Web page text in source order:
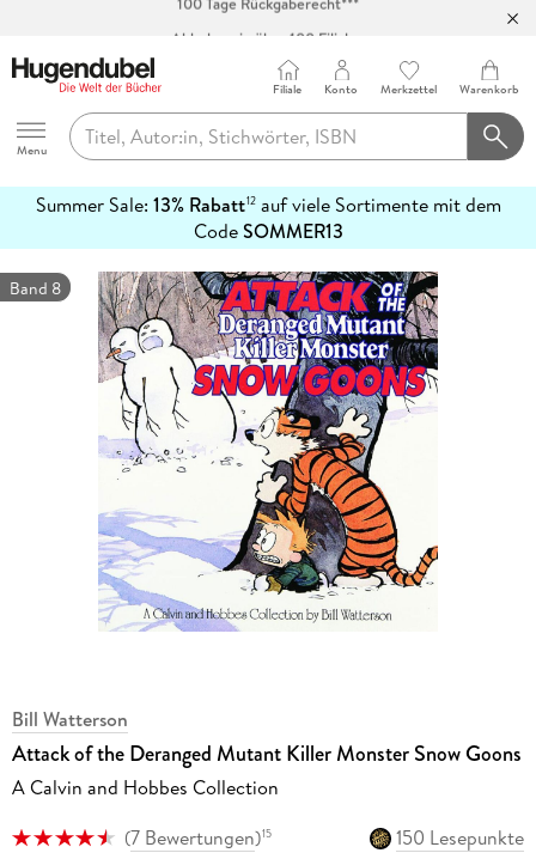
Abholung in über 100 Filialen
Hugendubel
Menu
Filiale Konto Merkzettel Warenkorb
Summer Sale: 13% Rabatt12auf viele Sortimente mit dem
CodeSOMMER13
erfahren
Band 8
Bill Watterson
Attack of the Deranged Mutant Killer Monster Snow Goons
A Calvin and Hobbes Collection
(7 Bewertungen)15
150 Lesepunkte